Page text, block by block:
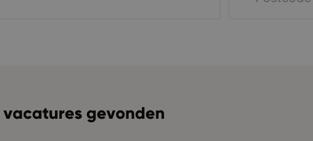
vacatures gevonden